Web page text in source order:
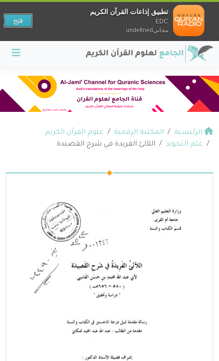
الرئيسية المكتبة الرقمية
علوم القرآن الكريم
علم التجويد
اللآلئ الفريدة في شرح القصيدة
تطبيق إذاعات القرآن الكريم
EDC
مجانيundefined
فتح